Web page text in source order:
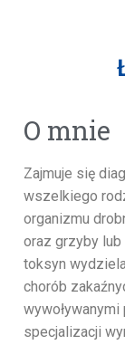
O mnie
Zajmuje się
wszelkiego
organizmu
oraz grzyby lub
toksyn
chorób
specjalizacji